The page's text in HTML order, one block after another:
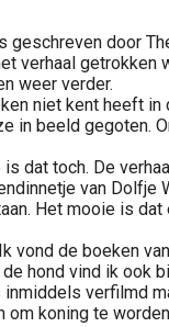
door
verhaal
weer verder.
niet kent heeft
in beeld gegoten.
dat toch. De
van
Het mooie is
vond de boeken
hond vind ik ook
verfilmd
koning te